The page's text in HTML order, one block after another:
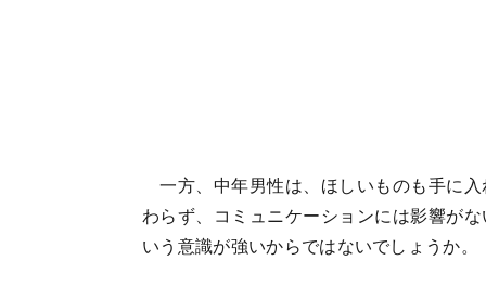
一方、中年男性は、ほしいものも手に
わらず、コミュニケーションには影響が
いう意識が強いからではないでしょうか。